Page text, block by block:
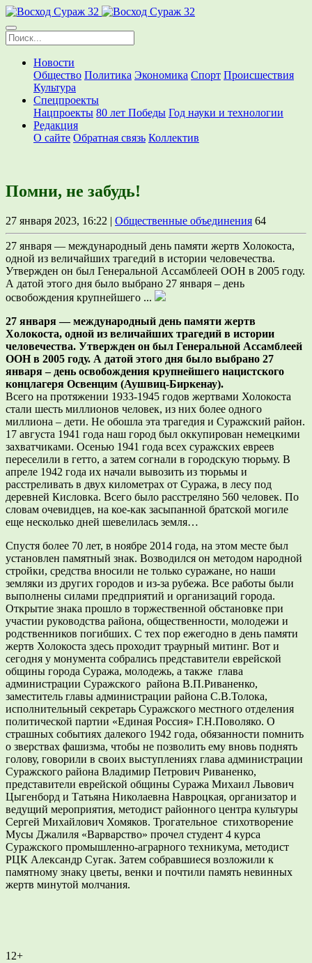
Новости
Общество Политика Экономика Спорт Происшествия
Культура
Спецпроекты
Нацпроекты 80 лет Победы Год науки и технологии
Редакция
О сайте Обратная связь Коллектив
Помни, не забудь!
27 января 2023, 16:22 | Общественные объединения 64
27 января — международный день памяти жертв Холокоста,
одной из величайших трагедий в истории человечества.
Утвержден он был Генеральной Ассамблеей ООН в 2005 году.
А датой этого дня было выбрано 27 января – день
освобождения крупнейшего ...
27 января — международный день памяти жертв
Холокоста, одной из величайших трагедий в истории
человечества. Утвержден он был Генеральной Ассамблеей
ООН в 2005 году. А датой этого дня было выбрано 27
января – день освобождения крупнейшего нацистского
концлагеря Освенцим (Аушвиц-Биркенау).
Всего на протяжении 1933-1945 годов жертвами Холокоста
стали шесть миллионов человек, из них более одного
миллиона – дети. Не обошла эта трагедия и Суражский район.
17 августа 1941 года наш город был оккупирован немецкими
захватчиками. Осенью 1941 года всех суражских евреев
переселили в гетто, а затем согнали в городскую тюрьму. В
апреле 1942 года их начали вывозить из тюрьмы и
расстреливать в двух километрах от Суража, в лесу под
деревней Кисловка. Всего было расстреляно 560 человек. По
словам очевидцев, на кое-как засыпанной братской могиле
еще несколько дней шевелилась земля…
Спустя более 70 лет, в ноябре 2014 года, на этом месте был
установлен памятный знак. Возводился он методом народной
стройки, средства вносили не только суражане, но наши
земляки из других городов и из-за рубежа. Все работы были
выполнены силами предприятий и организаций города.
Открытие знака прошло в торжественной обстановке при
участии руководства района, общественности, молодежи и
родственников погибших. С тех пор ежегодно в день памяти
жертв Холокоста здесь проходит траурный митинг. Вот и
сегодня у монумента собрались представители еврейской
общины города Суража, молодежь, а также глава
администрации Суражского района В.П.Риваненко,
заместитель главы администрации района С.В.Толока,
исполнительный секретарь Суражского местного отделения
политической партии «Единая Россия» Г.Н.Поволяко. О
страшных событиях далекого 1942 года, обязанности помнить
о зверствах фашизма, чтобы не позволить ему вновь поднять
голову, говорили в своих выступлениях глава администрации
Суражского района Владимир Петрович Риваненко,
представители еврейской общины Суража Михаил Львович
Цыгенборд и Татьяна Николаевна Навроцкая, организатор и
ведущий мероприятия, методист районного центра культуры
Сергей Михайлович Хомяков. Трогательное стихотворение
Мусы Джалиля «Варварство» прочел студент 4 курса
Суражского промышленно-аграрного техникума, методист
РЦК Александр Сугак. Затем собравшиеся возложили к
памятному знаку цветы, венки и почтили память невинных
жертв минутой молчания.
12+